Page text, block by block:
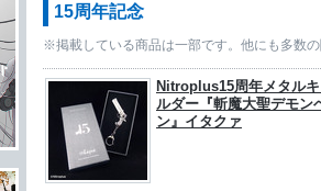
15周年記念
※掲載している商品は一部です。他にも多数
Nitroplus15周年メタル
ルダー『斬魔大聖デモン
ン』イタクァ